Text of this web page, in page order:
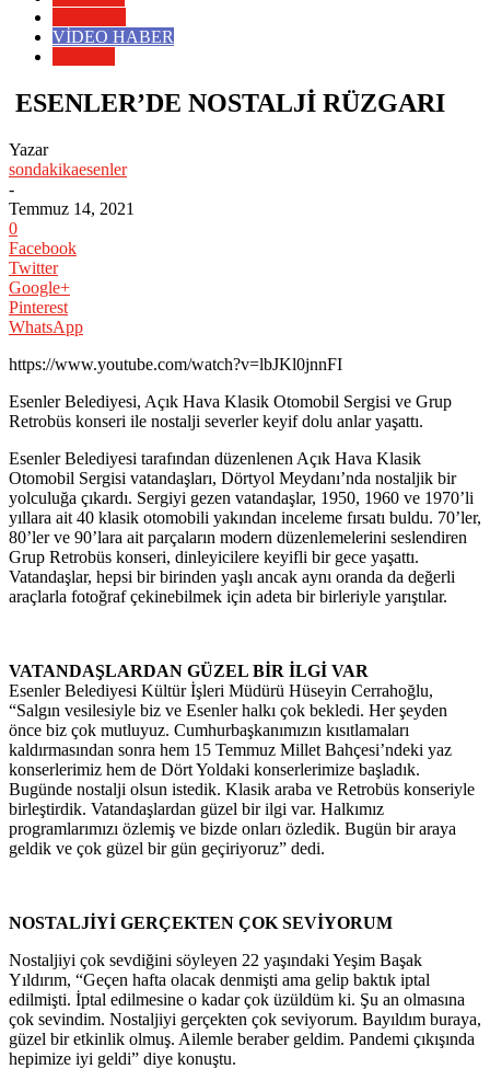
VİDEO HABER
ESENLER’DE NOSTALJİ RÜZGARI
Yazar
sondakikaesenler
-
Temmuz 14, 2021
0
Facebook
Twitter
Google+
Pinterest
WhatsApp
https://www.youtube.com/watch?v=lbJKl0jnnFI
Esenler Belediyesi, Açık Hava Klasik Otomobil Sergisi ve Grup
Retrobüs konseri ile nostalji severler keyif dolu anlar yaşattı.
Esenler Belediyesi tarafından düzenlenen Açık Hava Klasik
Otomobil Sergisi vatandaşları, Dörtyol Meydanı’nda nostaljik bir
yolculuğa çıkardı. Sergiyi gezen vatandaşlar, 1950, 1960 ve 1970’li
yıllara ait 40 klasik otomobili yakından inceleme fırsatı buldu. 70’ler,
80’ler ve 90’lara ait parçaların modern düzenlemelerini seslendiren
Grup Retrobüs konseri, dinleyicilere keyifli bir gece yaşattı.
Vatandaşlar, hepsi bir birinden yaşlı ancak aynı oranda da değerli
araçlarla fotoğraf çekinebilmek için adeta bir birleriyle yarıştılar.
VATANDAŞLARDAN GÜZEL BİR İLGİ VAR
Esenler Belediyesi Kültür İşleri Müdürü Hüseyin Cerrahoğlu,
“Salgın vesilesiyle biz ve Esenler halkı çok bekledi. Her şeyden
önce biz çok mutluyuz. Cumhurbaşkanımızın kısıtlamaları
kaldırmasından sonra hem 15 Temmuz Millet Bahçesi’ndeki yaz
konserlerimiz hem de Dört Yoldaki konserlerimize başladık.
Bugünde nostalji olsun istedik. Klasik araba ve Retrobüs konseriyle
birleştirdik. Vatandaşlardan güzel bir ilgi var. Halkımız
programlarımızı özlemiş ve bizde onları özledik. Bugün bir araya
geldik ve çok güzel bir gün geçiriyoruz” dedi.
NOSTALJİYİ GERÇEKTEN ÇOK SEVİYORUM
Nostaljiyi çok sevdiğini söyleyen 22 yaşındaki Yeşim Başak
Yıldırım, “Geçen hafta olacak denmişti ama gelip baktık iptal
edilmişti. İptal edilmesine o kadar çok üzüldüm ki. Şu an olmasına
çok sevindim. Nostaljiyi gerçekten çok seviyorum. Bayıldım buraya,
güzel bir etkinlik olmuş. Ailemle beraber geldim. Pandemi çıkışında
hepimize iyi geldi” diye konuştu.